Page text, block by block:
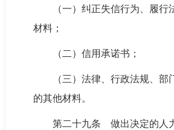
（一）纠正失信行为、履行
材料；
（二）信用承诺书；
（三）法律、行政法规、部
的其他材料。
第二十九条 做出决定的人